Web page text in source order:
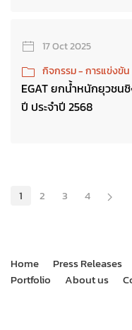
17 Oct 2025
กิจกรรม - การแข่งขัน
EGAT ยกน้ำหนักยุวชนชิ
ปี ประจำปี 2568
1 2 3 4
Home Press Releases
Portfolio
About us